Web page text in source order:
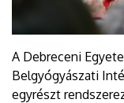
A Debreceni
Belgyógyászati
egyrészt